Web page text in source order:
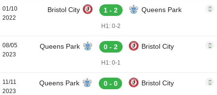
01/10
2022
Bristol City 1 - 2 Queens Park
H1: 0-2
08/05
2023
Queens Park 0 - 2 Bristol City
H1: 0-1
11/11
2023
Queens Park 0 - 0 Bristol City